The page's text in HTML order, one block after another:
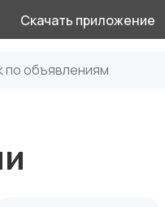
Скачать приложение